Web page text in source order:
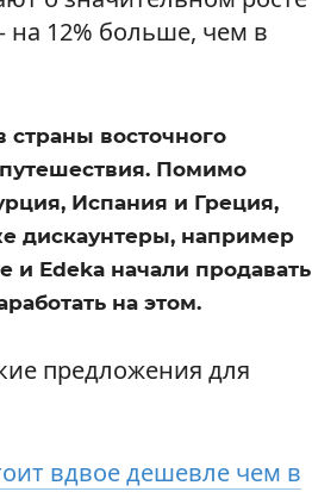
на 12% больше, чем в
восточного
Помимо
Испания и Греция,
дискаунтеры, например
и Edeka начали продавать
на этом.
предложения для
вдвое дешевле чем в